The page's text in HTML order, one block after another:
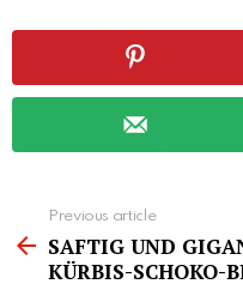
more
Previous article
SAFTIG UND
KÜRBIS-SCHOKO-